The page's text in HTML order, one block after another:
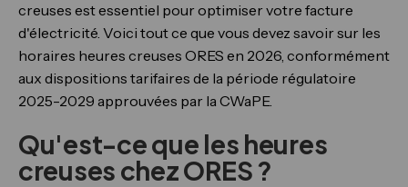
creuses est essentiel pour optimiser votre facture
d'électricité. Voici tout ce que vous devez savoir sur les
horaires heures creuses ORES en 2026, conformément
aux dispositions tarifaires de la période régulatoire
2025-2029 approuvées par la CWaPE.
Qu'est-ce que les heures
creuses chez ORES ?